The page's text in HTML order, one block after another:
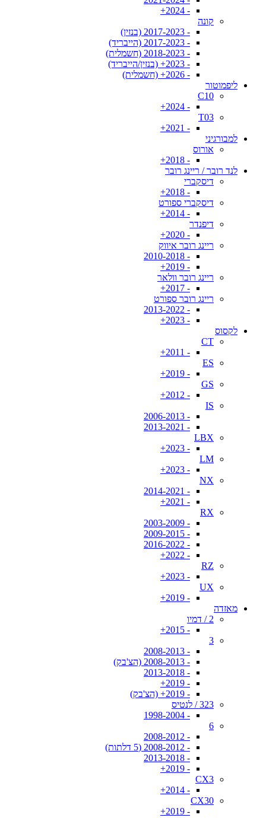
- 2024+
קונה
- 2017-2023 (בנזין)
- 2017-2023 (הייבריד)
- 2018-2023 (חשמלית)
- 2023+ (בנזין/הייבריד)
- 2026+ (חשמלית)
ליפמוטור
C10
- 2024+
T03
- 2021+
למבורגיני
אורוס
- 2018+
לנד רובר / ריינג רובר
דיסקברי
- 2018+
דיסקברי ספורט
- 2014+
דיפנדר
- 2020+
ריינג רובר איווק
- 2010-2018
- 2019+
ריינג רובר וולאר
- 2017+
ריינג רובר ספורט
- 2013-2022
- 2023+
לקסוס
CT
- 2011+
ES
- 2019+
GS
- 2012+
IS
- 2006-2013
- 2013-2021
LBX
- 2023+
LM
- 2023+
NX
- 2014-2021
- 2021+
RX
- 2003-2009
- 2009-2015
- 2016-2022
- 2022+
RZ
- 2023+
UX
- 2019+
מאזדה
2 / דמיו
- 2015+
3
- 2008-2013
- 2008-2013 (הצ'בק)
- 2013-2018
- 2019+
- 2019+ (הצ'בק)
323 / לנטיס
- 1998-2004
6
- 2008-2012
- 2008-2012 (5 דלתות)
- 2013-2018
- 2019+
CX3
- 2014+
CX30
- 2019+